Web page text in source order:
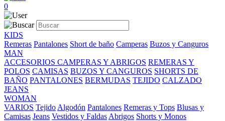
0
KIDS
Remeras Pantalones Short de baño Camperas Buzos y Canguros
MAN
ACCESORIOS CAMPERAS Y ABRIGOS REMERAS Y
POLOS CAMISAS BUZOS Y CANGUROS SHORTS DE
BAÑO PANTALONES BERMUDAS TEJIDO CALZADO
JEANS
WOMAN
VARIOS Tejido Algodón Pantalones Remeras y Tops Blusas y
Camisas Jeans Vestidos y Faldas Abrigos Shorts y Monos